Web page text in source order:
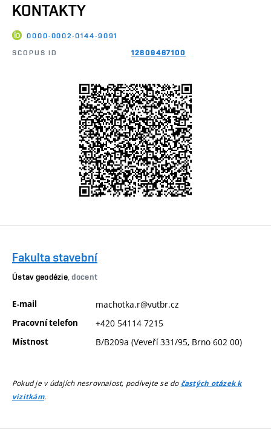
KONTAKTY
0000-0002-0144-9091
SCOPUS ID 12809467100
Fakulta stavební
Ústav geodézie, docent
E-mail machotka.r@vutbr.cz
Pracovní telefon +420 54114 7215
Místnost B/B209a (Veveří 331/95, Brno 602 00)
Pokud je v údajích nesrovnalost, podívejte se do častých otázek k
vizitkám.